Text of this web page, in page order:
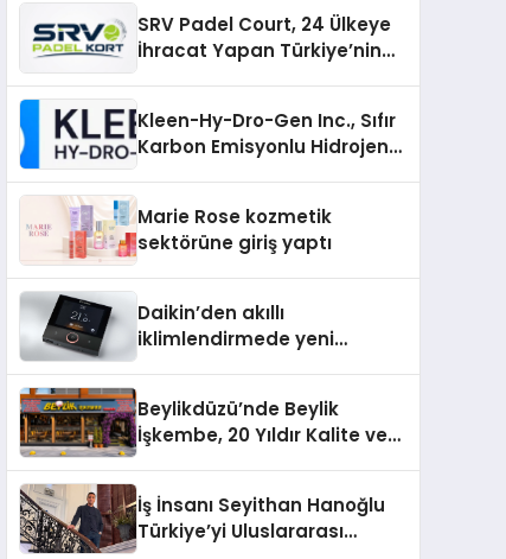
SRV Padel Court, 24 Ülkeye
İhracat Yapan Türkiye’nin
Kleen-Hy-Dro-Gen Inc., Sıfır
Karbon Emisyonlu Hidrojen
Aldı
Marie Rose kozmetik
sektörüne giriş yaptı
Daikin’den akıllı
iklimlendirmede yeni
Beylikdüzü’nde Beylik
İşkembe, 20 Yıldır Kalite ve
İş İnsanı Seyithan Hanoğlu
Türkiye’yi Uluslararası